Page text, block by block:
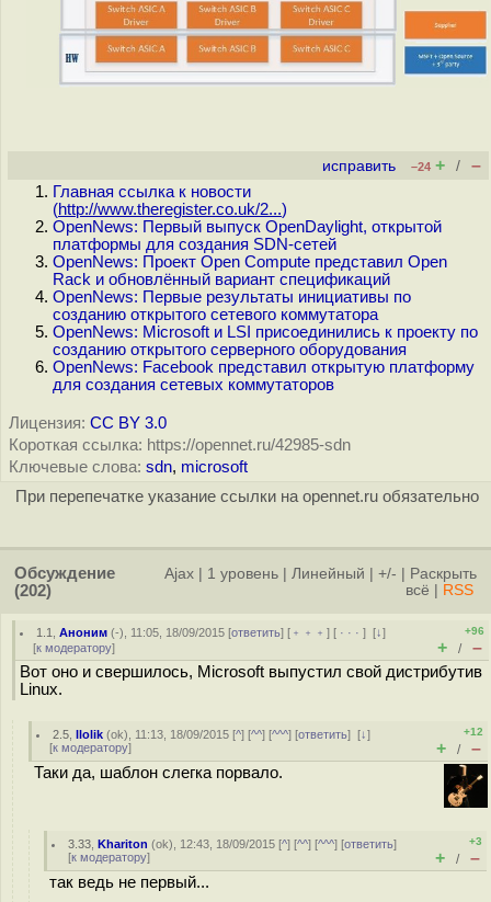
исправить –24 + / –
Главная ссылка к новости
(http://www.theregister.co.uk/2...)
OpenNews: Первый выпуск OpenDaylight, открытой
платформы для создания SDN-сетей
OpenNews: Проект Open Compute представил Open
Rack и обновлённый вариант спецификаций
OpenNews: Первые результаты инициативы по
созданию открытого сетевого коммутатора
OpenNews: Microsoft и LSI присоединились к проекту по
созданию открытого серверного оборудования
OpenNews: Facebook представил открытую платформу
для создания сетевых коммутаторов
Лицензия: CC BY 3.0
Короткая ссылка: https://opennet.ru/42985-sdn
Ключевые слова: sdn, microsoft
При перепечатке указание ссылки на opennet.ru обязательно
Обсуждение
(202)
Ajax 1 уровень Линейный +/-
Раскрыть
всё
RSS
1.1 ,Аноним (-), 11:05, 18/09/2015 [ответить] [ ﹢﹢﹢] [ · · ·][↓]
[к модератору]
+96
+ / –
Вот оно и свершилось, Microsoft выпустил свой дистрибутив
Linux.
2.5 ,llolik (ok), 11:13, 18/09/2015 [^] [^^] [^^^] [ответить][↓]
[к модератору]
+12
+ / –
Таки да, шаблон слегка порвало.
3.33 ,Khariton (ok), 12:43, 18/09/2015 [^] [^^] [^^^] [ответить]
[к модератору]
+3
+ / –
так ведь не первый...